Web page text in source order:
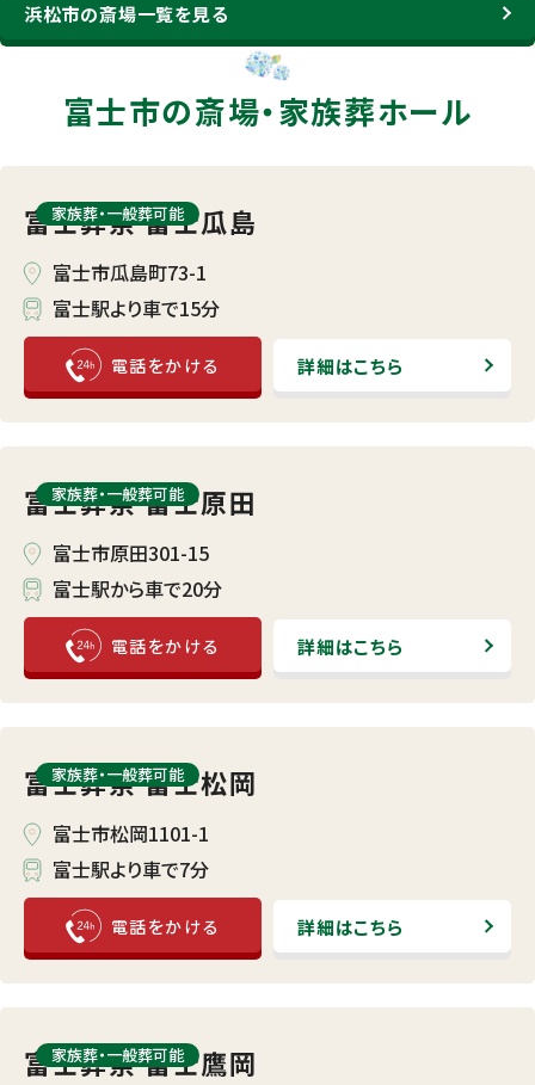
浜松市の斎場一覧を見る
富士市の斎場・家族葬ホール
富士葬祭 富士瓜島
家族葬・⼀般葬可能
富士市瓜島町73-1
富士駅より車で15分
詳細はこちら
富士葬祭 富士原田
家族葬・⼀般葬可能
富士市原田301-15
富士駅から車で20分
詳細はこちら
富士葬祭 富士松岡
家族葬・⼀般葬可能
富士市松岡1101-1
富士駅より車で7分
詳細はこちら
富士葬祭 富士鷹岡
家族葬・⼀般葬可能